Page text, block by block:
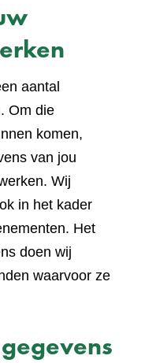
aantal
Om die
komen,
van jou
Wij
in het kader
Het
doen wij
waarvoor ze